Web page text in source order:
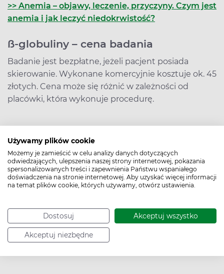
Używamy plików cookie
Możemy je zamieścić w celu analizy danych dotyczących
odwiedzających, ulepszenia naszej strony internetowej, pokazania
spersonalizowanych treści i zapewnienia Państwu wspaniałego
doświadczenia na stronie internetowej. Aby uzyskać więcej informacji
na temat plików cookie, których używamy, otwórz ustawienia.
Dostosuj Akceptuj wszystko
Akceptuj niezbędne
>> Anemia – objawy, leczenie, przyczyny. Czym jest
anemia i jak leczyć niedokrwistość?
ß-globuliny – cena badania
Badanie jest bezpłatne, jeżeli pacjent posiada
skierowanie. Wykonane komercyjnie kosztuje ok. 45
złotych. Cena może się różnić w zależności od
placówki, która wykonuje procedurę.
Bibliografia
Podziel się: